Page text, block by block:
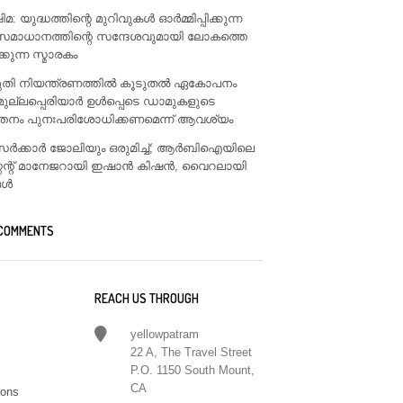
യുദ്ധത്തിന്റെ മുറിവുകൾ ഓർമ്മിപ്പിക്കുന്ന
സന്ദേശവുമായി ലോകത്തെ
സ്മാരകം
നിയന്ത്രണത്തിൽ കൂടുതൽ ഏകോപനം
ഉൾപ്പെടെ ഡാമുകളുടെ
പുനഃപരിശോധിക്കണമെന്ന് ആവശ്യം
ജോലിയും ഒരുമിച്ച്; ആർബിഐയിലെ
മാനേജറായി ഇഷാൻ കിഷൻ, വൈറലായി
REACH US THROUGH
yellowpatram
22 A, The Travel Street
P.O. 1150 South Mount,
CA